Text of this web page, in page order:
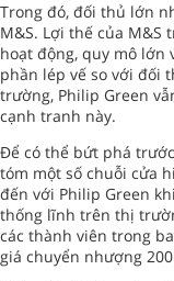
Trong đó, đối thủ lớn
M&S. Lợi thế của
hoạt động, quy mô lớn
phần lép vế so với đối
trường, Philip Green
cạnh tranh này.
Để có thể bứt phá
tóm một số chuỗi cửa
đến với Philip Green
thống lĩnh trên thị
các thành viên trong
giá chuyển nhượng